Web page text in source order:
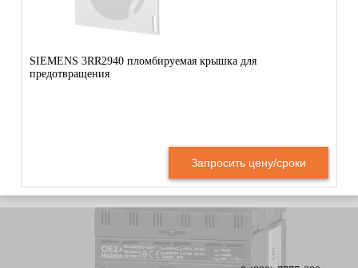
SIEMENS 3RR2940 пломбируемая крышка для
предотвращения
Запросить цену/сроки